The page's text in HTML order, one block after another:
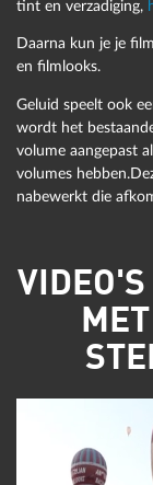
het punt waar
achter uit het
tint en verzadiging,
Daarna kun je je
en filmlooks.
Geluid speelt ook
wordt het
volume aangepast
volumes
nabewerkt die